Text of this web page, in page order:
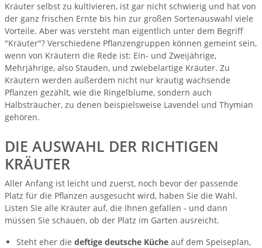
Kräuter selbst zu kultivieren, ist gar nicht schwierig und hat von
der ganz frischen Ernte bis hin zur großen Sortenauswahl viele
Vorteile. Aber was versteht man eigentlich unter dem Begriff
"Kräuter"? Verschiedene Pflanzengruppen können gemeint sein,
wenn von Kräutern die Rede ist: Ein- und Zweijährige,
Mehrjährige, also Stauden, und zwiebelartige Kräuter. Zu
Kräutern werden außerdem nicht nur krautig wachsende
Pflanzen gezählt, wie die Ringelblume, sondern auch
Halbsträucher, zu denen beispielsweise Lavendel und Thymian
gehören.
DIE AUSWAHL DER RICHTIGEN
KRÄUTER
Aller Anfang ist leicht und zuerst, noch bevor der passende
Platz für die Pflanzen ausgesucht wird, haben Sie die Wahl.
Listen Sie alle Kräuter auf, die Ihnen gefallen - und dann
müssen Sie schauen, ob der Platz im Garten ausreicht.
Steht eher die deftige deutsche Küche auf dem Speiseplan,